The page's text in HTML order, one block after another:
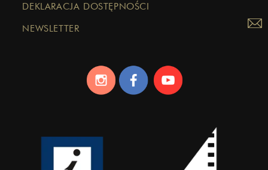
DEKLARACJA DOSTĘPNOŚCI
NEWSLETTER